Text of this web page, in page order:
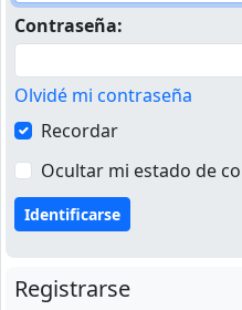
Contraseña:
Olvidé mi contraseña
Recordar
Ocultar mi estado de
Registrarse